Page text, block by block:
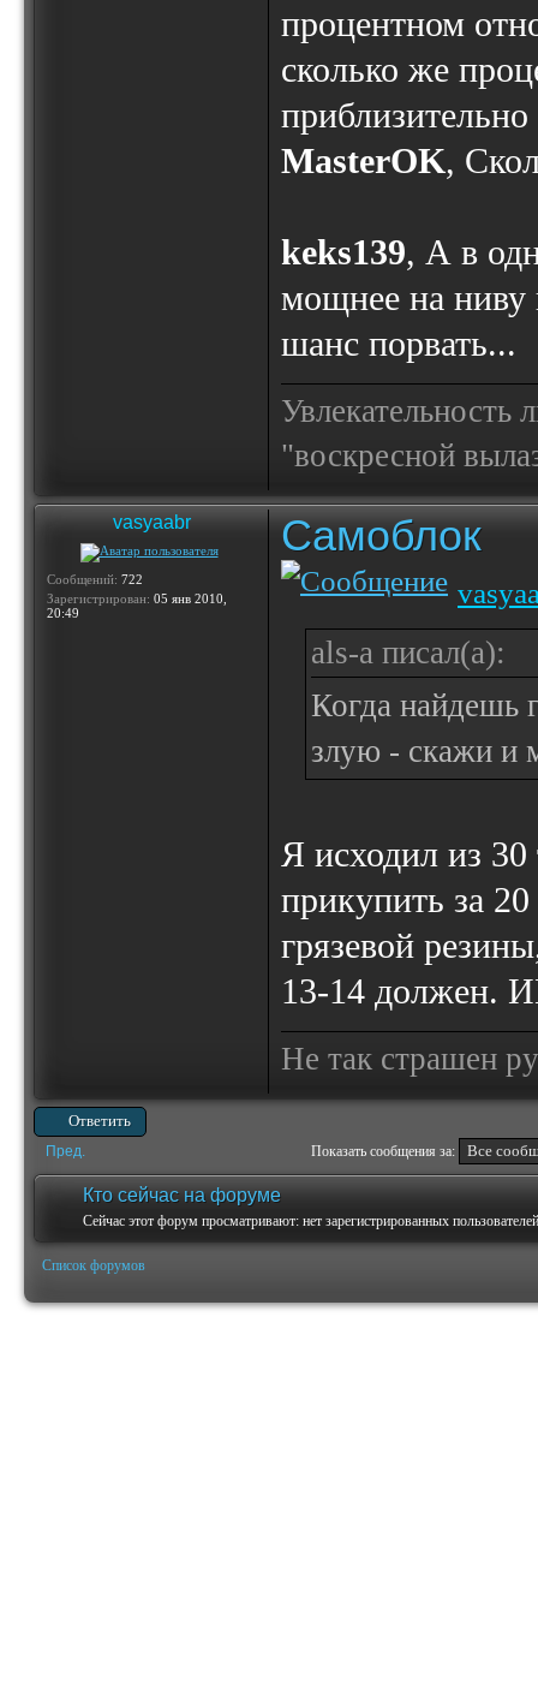
процентном
сколько же
MasterOK,
keks139, А в
мощнее на ниву
шанс порвать...
Увлекательность
"воскресной
vasyaabr
Сообщений: 722
Зарегистрирован: 05 янв 2010,
20:49
Самоблок
als-a писал(а):
Когда найдешь
злую - скажи и
Я исходил из
прикупить за
грязевой
13-14 должен.
Не так страшен
Ответить
Пред. Показать сообщения за:
Кто сейчас на форуме
Сейчас этот форум просматривают: нет зарегистрированных
Список форумов